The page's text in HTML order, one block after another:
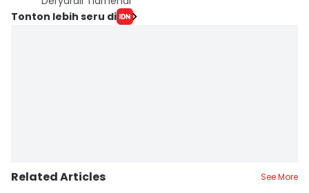
Tonton lebih seru di
Related Articles See More